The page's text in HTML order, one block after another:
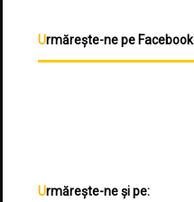
Urmărește-ne pe Facebook
Urmărește-ne și pe: